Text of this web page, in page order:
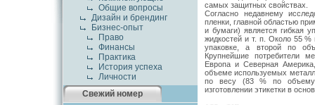
Общие вопросы
Дизайн и брендинг
Бизнес-опыт
Право
Финансы
Практика
История успеха
Личности
Свежий номер
самых защитных свойствах.
Согласно недавнему
пленки, главной областью
и бумаги) является гибкая
жидкостей и т. п. Около 55
упаковке, а второй по
Крупнейшие потребители
Европа и Северная
объеме используемых
по весу (83 % по
изготовлении этикетки в